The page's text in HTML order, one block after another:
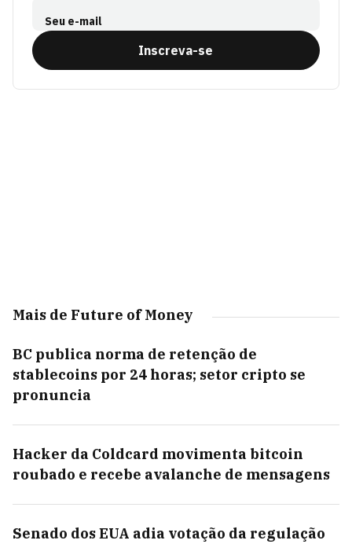
Seu e-mail
Inscreva-se
Mais de Future of Money
BC publica norma de retenção de
stablecoins por 24 horas; setor cripto se
pronuncia
Hacker da Coldcard movimenta bitcoin
roubado e recebe avalanche de mensagens
Senado dos EUA adia votação da regulação